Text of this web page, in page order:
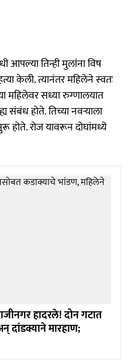
आपल्या तिन्ही मुलांना विष
केली. त्यानंतर महिलेने स्वतः
महिलेवर सध्या रुग्णालयात
होते. तिच्या नवऱ्याला
होते. रोज यावरून दोघांमध्ये
हादरले! दोन गटात
दांडक्याने मारहाण;